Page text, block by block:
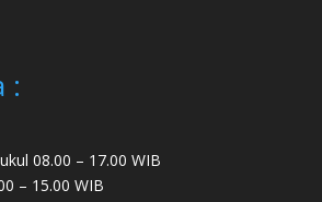
:
08.00 – 17.00 WIB
– 15.00 WIB